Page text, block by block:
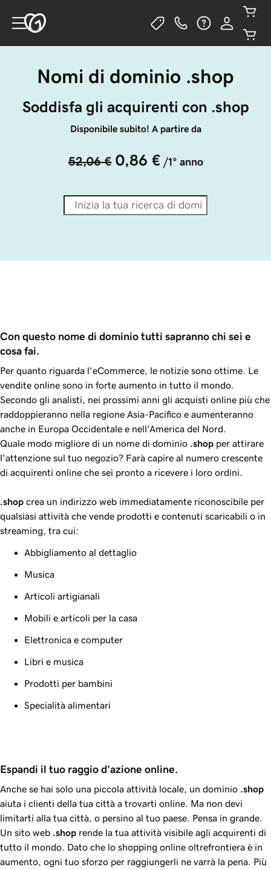
Nomi di dominio .shop
Soddisfa gli acquirenti con .shop
Disponibile subito! A partire da
52,06 € 0,86 € /1° anno
Con questo nome di dominio tutti sapranno chi sei e
cosa fai.
Per quanto riguarda l'eCommerce, le notizie sono ottime. Le
vendite online sono in forte aumento in tutto il mondo.
Secondo gli analisti, nei prossimi anni gli acquisti online più che
raddoppieranno nella regione Asia-Pacifico e aumenteranno
anche in Europa Occidentale e nell'America del Nord.
Quale modo migliore di un nome di dominio .shop per attirare
l'attenzione sul tuo negozio? Farà capire al numero crescente
di acquirenti online che sei pronto a ricevere i loro ordini.
.shop crea un indirizzo web immediatamente riconoscibile per
qualsiasi attività che vende prodotti e contenuti scaricabili o in
streaming, tra cui:
Abbigliamento al dettaglio
Musica
Articoli artigianali
Mobili e articoli per la casa
Elettronica e computer
Libri e musica
Prodotti per bambini
Specialità alimentari
Espandi il tuo raggio d'azione online.
Anche se hai solo una piccola attività locale, un dominio .shop
aiuta i clienti della tua città a trovarti online. Ma non devi
limitarti alla tua città, o persino al tuo paese. Pensa in grande.
Un sito web .shop rende la tua attività visibile agli acquirenti di
tutto il mondo. Dato che lo shopping online oltrefrontiera è in
aumento, ogni tuo sforzo per raggiungerli ne varrà la pena. Più